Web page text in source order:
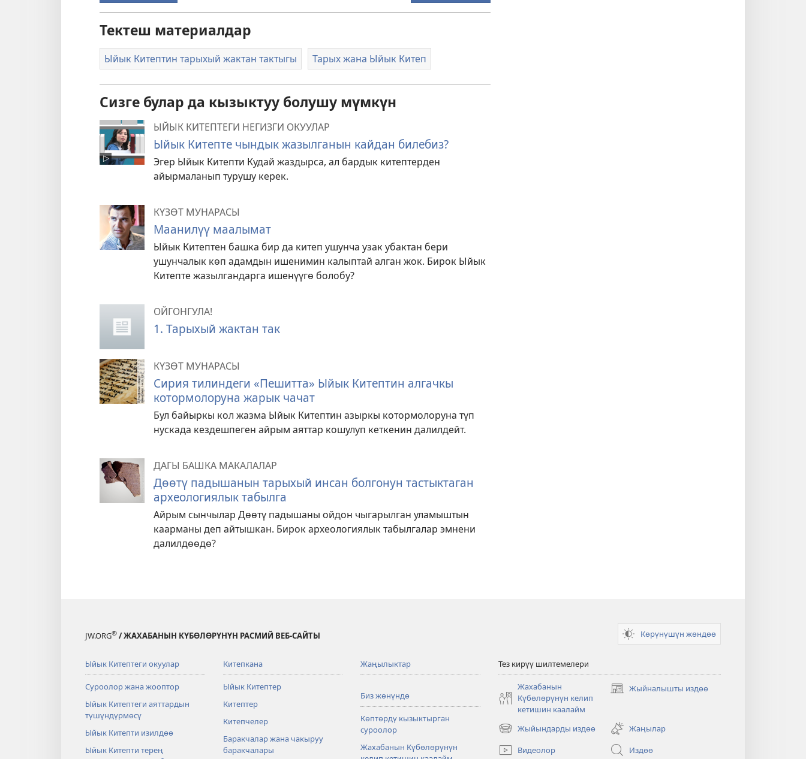
Тектеш материалдар
Ыйык Китептин тарыхый жактан тактыгы Тарых жана Ыйык Китеп
Сизге булар да кызыктуу болушу мүмкүн
ЫЙЫК КИТЕПТЕГИ НЕГИЗГИ ОКУУЛАР
Ыйык Китепте чындык жазылганын кайдан билебиз?
Эгер Ыйык Китепти Кудай жаздырса, ал бардык китептерден
айырмаланып турушу керек.
КҮЗӨТ МУНАРАСЫ
Маанилүү маалымат
Ыйык Китептен башка бир да китеп ушунча узак убактан бери
ушунчалык көп адамдын ишенимин калыптай алган жок. Бирок Ыйык
Китепте жазылгандарга ишенүүгө болобу?
ОЙГОНГУЛА!
1. Тарыхый жактан так
КҮЗӨТ МУНАРАСЫ
Сирия тилиндеги «Пешитта» Ыйык Китептин алгачкы
котормолоруна жарык чачат
Бул байыркы кол жазма Ыйык Китептин азыркы котормолоруна түп
нускада кездешпеген айрым аяттар кошулуп кеткенин далилдейт.
ДАГЫ БАШКА МАКАЛАЛАР
Дөөтү падышанын тарыхый инсан болгонун тастыктаган
археологиялык табылга
Айрым сынчылар Дөөтү падышаны ойдон чыгарылган уламыштын
каарманы деп айтышкан. Бирок археологиялык табылгалар эмнени
далилдөөдө?
JW.ORG® / ЖАХАБАНЫН КҮБӨЛӨРҮНҮН РАСМИЙ ВЕБ-САЙТЫ Көрүнүшүн жөндөө
Ыйык Китептеги окуулар
Суроолор жана жооптор
Ыйык Китептеги аяттардын
түшүндүрмөсү
Ыйык Китепти изилдөө
Ыйык Китепти терең
Китепкана
Ыйык Китептер
Китептер
Китепчелер
Баракчалар жана чакыруу
баракчалары
Жаңылыктар
Биз жөнүндө
Көптөрдү кызыктырган
суроолор
Жахабанын Күбөлөрүнүн
Тез кирүү шилтемелери
Жахабанын
Күбөлөрүнүн келип
кетишин каалайм
Жыйналышты издөө
(жаңы
Жыйындарды издөө
(жаңы
терезе
ачат)
Жаңылар
Видеолор
Издөө